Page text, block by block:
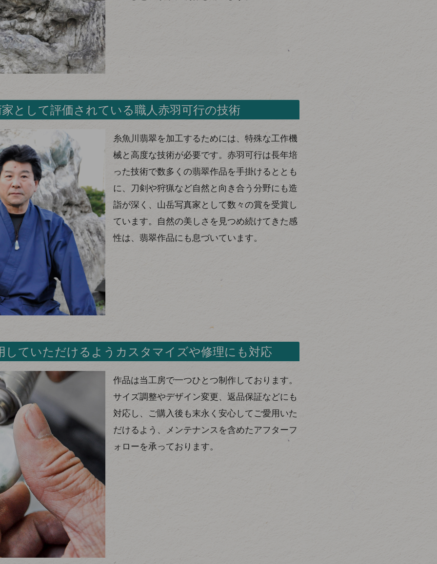
として評価されている職人赤羽可行の技術
糸魚川翡翠を加工するためには、特殊な工作機
械と高度な技術が必要です。赤羽可行は長年培
った技術で数多くの翡翠作品を手掛けるととも
に、刀剣や狩猟など自然と向き合う分野にも造
詣が深く、山岳写真家として数々の賞を受賞し
ています。自然の美しさを見つめ続けてきた感
性は、翡翠作品にも息づいています。
していただけるようカスタマイズや修理にも対応
作品は当工房で一つひとつ制作しております。
サイズ調整やデザイン変更、返品保証などにも
対応し、ご購入後も末永く安心してご愛用いた
だけるよう、メンテナンスを含めたアフターフ
ォローを承っております。